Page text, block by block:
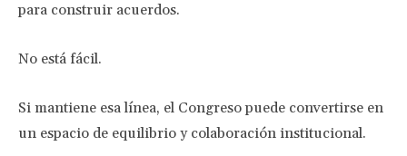
para construir acuerdos.
No está fácil.
Si mantiene esa línea, el Congreso puede convertirse en
un espacio de equilibrio y colaboración institucional.